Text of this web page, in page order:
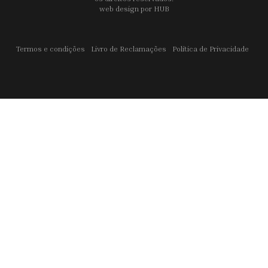
web design por HUB
Termos e condições Livro de Reclamações Política de Privacidade